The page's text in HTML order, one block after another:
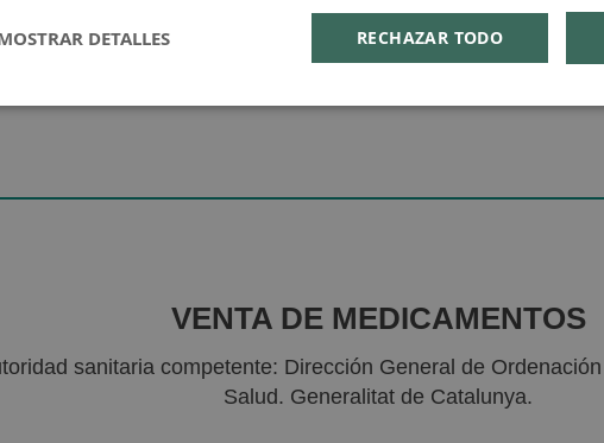
VENTA DE MEDICAMENTOS
sanitaria competente: Dirección General de
Salud. Generalitat de Catalunya.
RECHAZAR TODO
DETALLES